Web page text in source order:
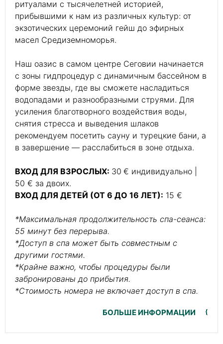
ритуалами с тысячелетней историей,
прибывшими к нам из различных культур: от
экзотических церемоний гейш до эфирных
масел Средиземноморья.
Наш оазис в самом центре Сеговии начинается
с зоны гидпроцедур с динамичным бассейном в
форме звезды, где вы сможете насладиться
водопадами и разнообразными струями. Для
усиления благотворного воздействия воды,
снятия стресса и выведения шлаков
рекомендуем посетить сауну и турецкие бани, а
в завершение — расслабиться в зоне отдыха.
ВХОД ДЛЯ ВЗРОСЛЫХ: 30 € индивидуально |
50 € за двоих.
ВХОД ДЛЯ ДЕТЕЙ (ОТ 6 ДО 16 ЛЕТ): 15 €
*Максимальная продолжительность спа-сеанса:
55 минут без перерыва.
*Доступ в спа может быть совместным с
другими гостями.
*Крайне важно, чтобы процедуры были
забронированы до прибытия.
*Стоимость номера не включает доступ в спа.
БОЛЬШЕ ИНФОРМАЦИИ